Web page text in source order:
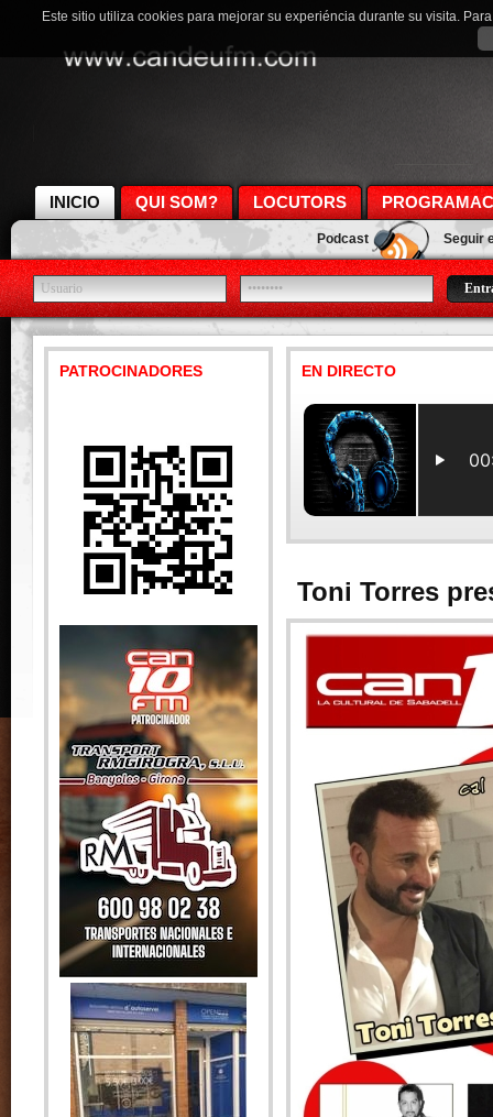
INICIO QUI SOM? LOCUTORS
Podcast Seguir
PATROCINADORES EN DIRECTO
Toni Torres
Este sitio utiliza cookies para mejorar su experiéncia durante su visita.